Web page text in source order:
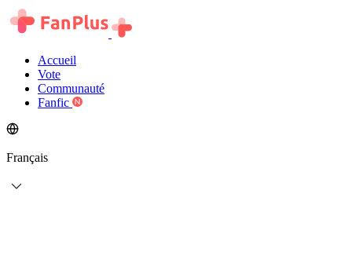
Accueil
Vote
Communauté
Fanfic
Français